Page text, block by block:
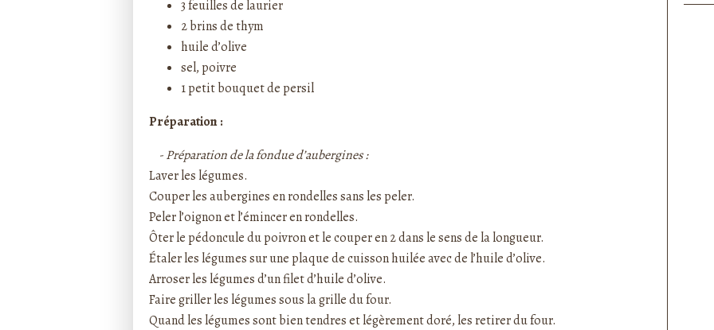
3 feuilles de laurier
2 brins de thym
huile d’olive
sel, poivre
1 petit bouquet de persil
Préparation :
- Préparation de la fondue d’aubergines :
Laver les légumes.
Couper les aubergines en rondelles sans les peler.
Peler l’oignon et l’émincer en rondelles.
Ôter le pédoncule du poivron et le couper en 2 dans le sens de la longueur.
Étaler les légumes sur une plaque de cuisson huilée avec de l’huile d’olive.
Arroser les légumes d’un filet d’huile d’olive.
Faire griller les légumes sous la grille du four.
Quand les légumes sont bien tendres et légèrement doré, les retirer du four.